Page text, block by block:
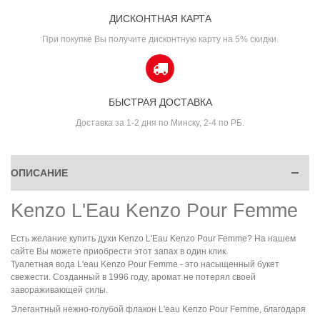
ДИСКОНТНАЯ КАРТА
При покупке Вы получите дисконтную карту на 5% скидки.
БЫСТРАЯ ДОСТАВКА
Доставка за 1-2 дня по Минску, 2-4 по РБ.
ОПИСАНИЕ
Kenzo L'Eau Kenzo Pour Femme
Есть желание купить духи Kenzo L'Eau Kenzo Pour Femme? На нашем
сайте Вы можете приобрести этот запах в один клик.
Туалетная вода L'eau Kenzo Pour Femme - это насыщенный букет
свежести. Созданный в 1996 году, аромат не потерял своей
завораживающей силы.
Элегантный нежно-голубой флакон L'eau Kenzo Pour Femme, благодаря